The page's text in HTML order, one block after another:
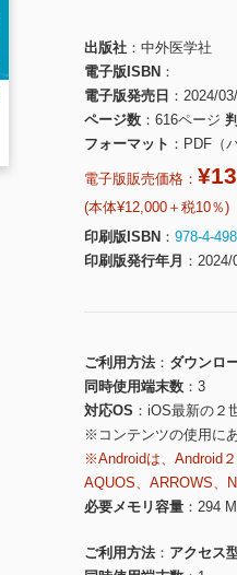
出版社
中外医学社
電子版ISBN
電子版発売日
2024/
ページ数
616ページ
フォーマット
PDF（
電子版販売価格：
(本体¥12,000＋税10％)
印刷版ISBN
978-4-
印刷版発行年月
2024/
ご利用方法
ダウンロ
同時使用端末数
3
対応OS
iOS最新の２
※コンテンツの使用に
※Androidは、Android
AQUOS、ARROWS、
必要メモリ容量
294
ご利用方法
アクセス